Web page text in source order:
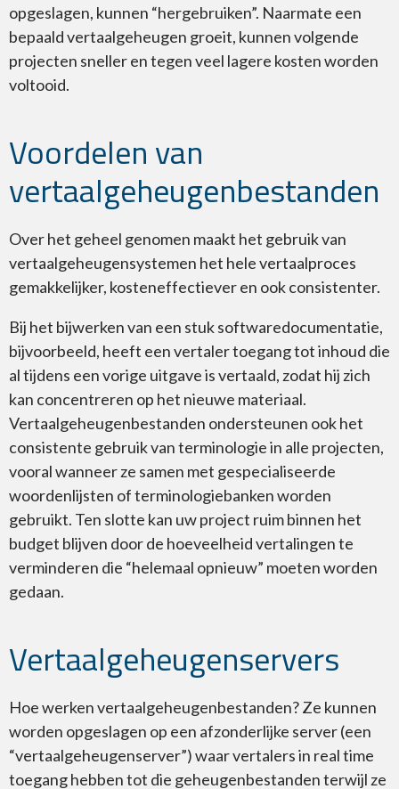
opgeslagen, kunnen “hergebruiken”. Naarmate een
bepaald vertaalgeheugen groeit, kunnen volgende
projecten sneller en tegen veel lagere kosten worden
voltooid.
Voordelen van
vertaalgeheugenbestanden
Over het geheel genomen maakt het gebruik van
vertaalgeheugensystemen het hele vertaalproces
gemakkelijker, kosteneffectiever en ook consistenter.
Bij het bijwerken van een stuk softwaredocumentatie,
bijvoorbeeld, heeft een vertaler toegang tot inhoud die
al tijdens een vorige uitgave is vertaald, zodat hij zich
kan concentreren op het nieuwe materiaal.
Vertaalgeheugenbestanden ondersteunen ook het
consistente gebruik van terminologie in alle projecten,
vooral wanneer ze samen met gespecialiseerde
woordenlijsten of terminologiebanken worden
gebruikt. Ten slotte kan uw project ruim binnen het
budget blijven door de hoeveelheid vertalingen te
verminderen die “helemaal opnieuw” moeten worden
gedaan.
Vertaalgeheugenservers
Hoe werken vertaalgeheugenbestanden? Ze kunnen
worden opgeslagen op een afzonderlijke server (een
“vertaalgeheugenserver”) waar vertalers in real time
toegang hebben tot die geheugenbestanden terwijl ze